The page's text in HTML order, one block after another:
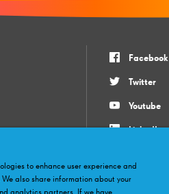
Facebook
Twitter
Youtube
LinkedIn
to enhance user experience and
also share information about your